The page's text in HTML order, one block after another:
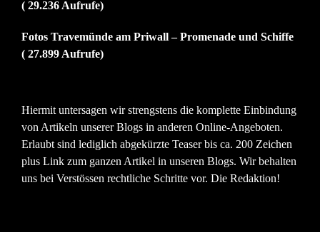
( 29.236 Aufrufe)
Fotos Travemünde am Priwall – Promenade und Schiffe
( 27.899 Aufrufe)
Hiermit untersagen wir strengstens die komplette Einbindung
von Artikeln unserer Blogs in anderen Online-Angeboten.
Erlaubt sind lediglich abgekürzte Teaser bis ca. 200 Zeichen
plus Link zum ganzen Artikel in unseren Blogs. Wir behalten
uns bei Verstössen rechtliche Schritte vor. Die Redaktion!